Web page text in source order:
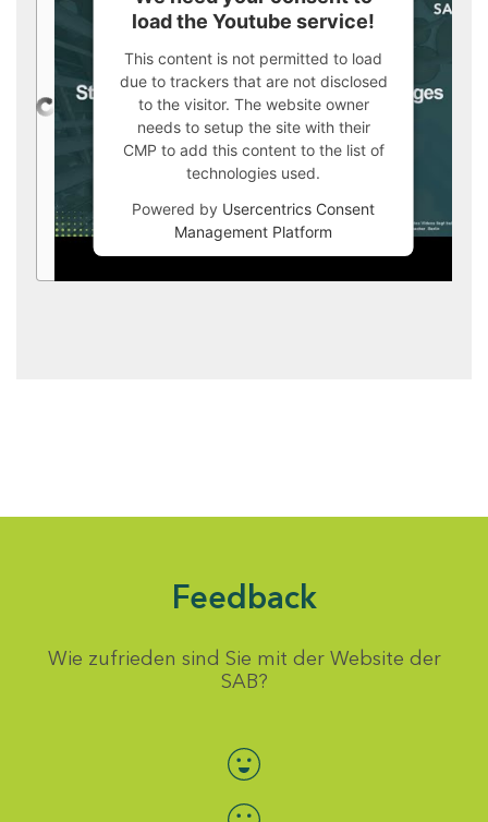
load the Youtube service!
This content is not permitted to load
due to trackers that are not disclosed
to the visitor. The website owner
needs to setup the site with their
CMP to add this content to the list of
technologies used.
Powered by Usercentrics Consent
Management Platform
Feedback
Wie zufrieden sind Sie mit der Website der
SAB?
Bewertung auswählen